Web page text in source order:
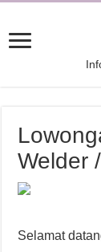
Welder
Selamat